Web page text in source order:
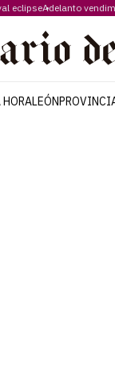
eclipseAdelanto
LEÓN